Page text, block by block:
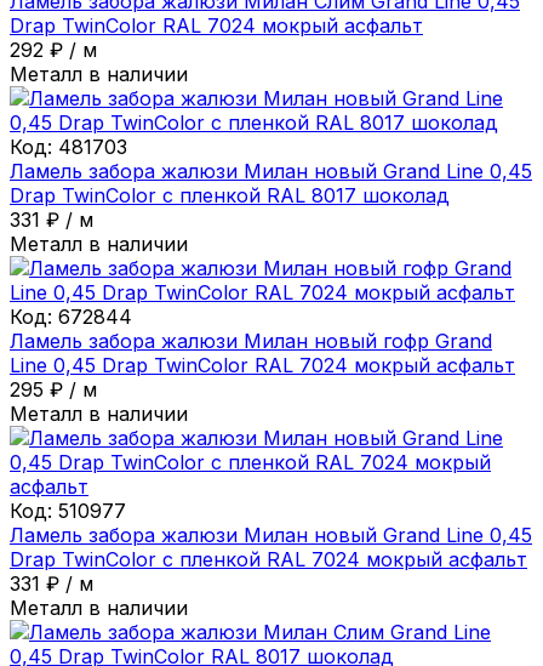
Drap TwinColor RAL 7024 мокрый асфальт
292 ₽ / м
Металл в наличии
Код: 481703
Ламель забора жалюзи Милан новый Grand Line 0,45
Drap TwinColor с пленкой RAL 8017 шоколад
331 ₽ / м
Металл в наличии
Код: 672844
Ламель забора жалюзи Милан новый гофр Grand
Line 0,45 Drap TwinColor RAL 7024 мокрый асфальт
295 ₽ / м
Металл в наличии
Код: 510977
Ламель забора жалюзи Милан новый Grand Line 0,45
Drap TwinColor с пленкой RAL 7024 мокрый асфальт
331 ₽ / м
Металл в наличии